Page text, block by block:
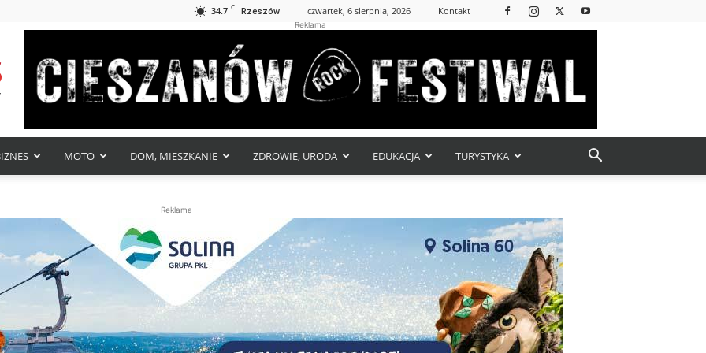
34.7 C Rzeszów czwartek, 6 sierpnia, 2026 Kontakt
Reklama
MOTO DOM, MIESZKANIE ZDROWIE, URODA EDUKACJA TURYSTYKA
Reklama